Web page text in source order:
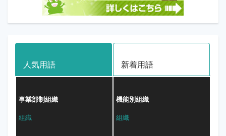
人気用語 新着用語
事業部制組織
組織
機能別組織
組織